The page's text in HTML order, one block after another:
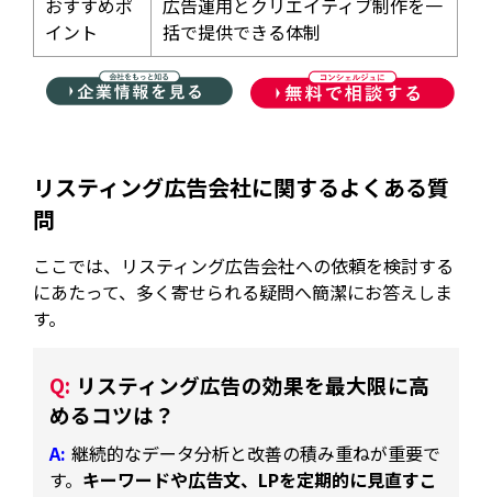
おすすめポ
イント
広告運用とクリエイティブ制作を一
括で提供できる体制
リスティング広告会社に関するよくある質
問
ここでは、リスティング広告会社への依頼を検討する
にあたって、多く寄せられる疑問へ簡潔にお答えしま
す。
リスティング広告の効果を最大限に高
めるコツは？
継続的なデータ分析と改善の積み重ねが重要で
す。 キーワードや広告文、LPを定期的に見直すこ